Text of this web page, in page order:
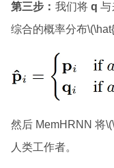
第三步： 我们将q 与
综合的概率分布
然后 MemHRNN 将
人类工作者。